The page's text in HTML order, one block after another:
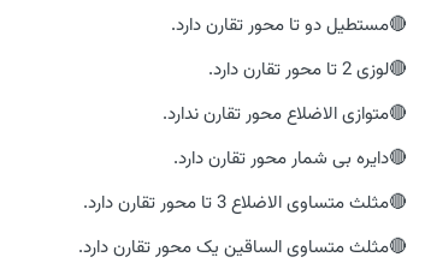
🔴مستطیل دو تا محور تقارن دارد.
🔴لوزی 2 تا محور تقارن دارد.
🔴متوازی الاضلاع محور تقارن ندارد.
🔴دایره بی شمار محور تقارن دارد.
🔴مثلث متساوی الاضلاع 3 تا محور تقارن دارد.
🔴مثلث متساوی الساقین یک محور تقارن دارد.